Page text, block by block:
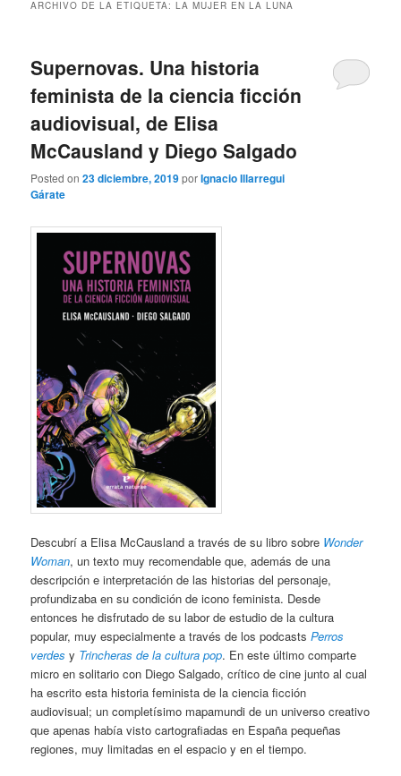
ARCHIVO DE LA ETIQUETA:LA MUJER EN LA LUNA
Supernovas. Una historia
feminista de la ciencia ficción
audiovisual, de Elisa
McCausland y Diego Salgado
Posted on23 diciembre, 2019porIgnacio Illarregui
Gárate
Descubrí a Elisa McCausland a través de su libro sobre Wonder
Woman, un texto muy recomendable que, además de una
descripción e interpretación de las historias del personaje,
profundizaba en su condición de icono feminista. Desde
entonces he disfrutado de su labor de estudio de la cultura
popular, muy especialmente a través de los podcastsPerros
verdes y Trincheras de la cultura pop. En este último comparte
micro en solitario con Diego Salgado, crítico de cine junto al cual
ha escrito esta historia feminista de la ciencia ficción
audiovisual; un completísimo mapamundi de un universo creativo
que apenas había visto cartografiadas en España pequeñas
regiones, muy limitadas en el espacio y en el tiempo.